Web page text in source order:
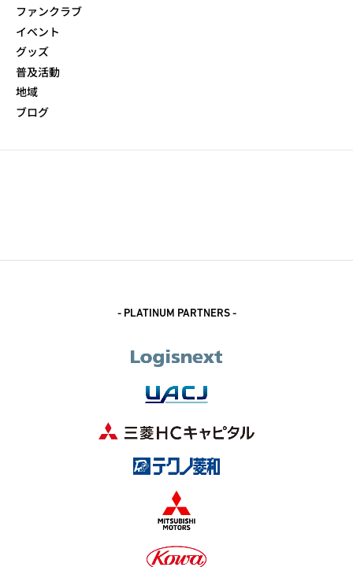
ファンクラブ
イベント
グッズ
普及活動
地域
ブログ
- PLATINUM PARTNERS -